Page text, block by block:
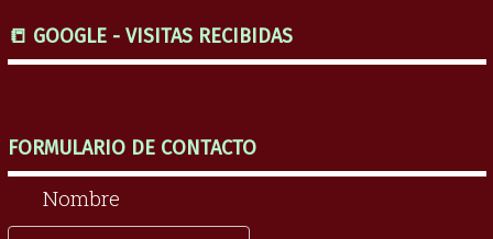
📒 GOOGLE - VISITAS RECIBIDAS
FORMULARIO DE CONTACTO
Nombre